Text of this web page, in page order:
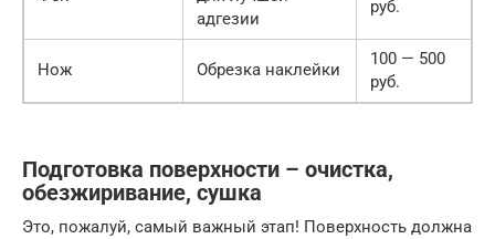
адгезии
руб.
Нож Обрезка наклейки
100 — 500
руб.
Подготовка поверхности – очистка,
обезжиривание, сушка
Это, пожалуй, самый важный этап! Поверхность должна